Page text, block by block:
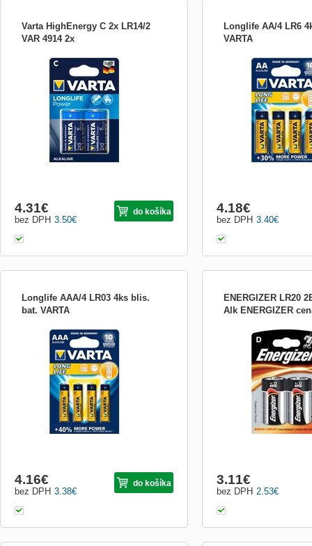
Varta HighEnergy C 2x LR14/2
VAR 4914 2x
2x 1.5V alkalické batérie rozmeru C
3.50€
bez DPH
4.31€ do košíka
Longlife AA/4 LR6
VARTA
Alkalická batéria AA
nižšou a konštantnou
3.40€
bez DPH
4.18€
Longlife AAA/4 LR03 4ks blis.
bat. VARTA
Alkalická batéria AAA (LR03), pre prístroje
s nižšou a konštantnou spotrebou energie
3.38€
bez DPH
4.16€ do košíka
ENERGIZER LR20
Alk ENERGIZER
Alkalické batérie, veľký
(LR20), balenie 2 ks
2.53€
bez DPH
3.11€